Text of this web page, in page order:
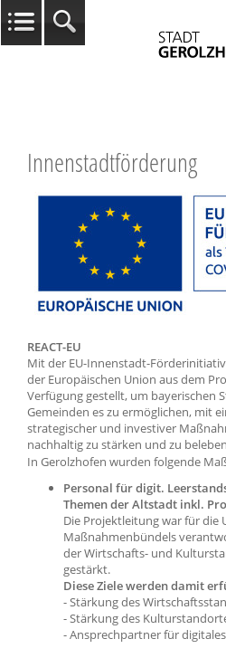
Innenstadtförderung
REACT-EU
Mit der EU-Innenstadt-
der Europäischen Union aus dem
Verfügung gestellt, um bayerischen
Gemeinden es zu ermöglichen, mit
strategischer und investiver
nachhaltig zu stärken und zu
In Gerolzhofen wurden folgende
Personal für digit.
Themen der Altstadt inkl.
Die Projektleitung war für die
Maßnahmenbündels
der Wirtschafts- und
gestärkt.
Diese Ziele werden damit
- Stärkung des
- Stärkung des
- Ansprechpartner für